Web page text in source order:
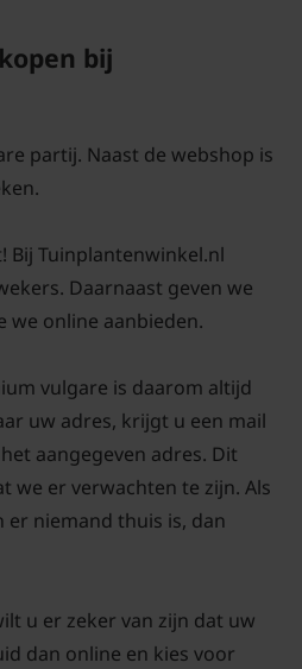
aan nectar en trekken
levert een belangrijke
Dankzij zijn
keuze voor wie een
Slangenkruid te
aantrekkelijk blijft voor
Hoewel Slangenkruid
noordoostelijk
de plant ook in Noord-
zich als vaste plant in
bij
partij. Naast de webshop is
Bij Tuinplantenwinkel.nl
Daarnaast geven we
we online aanbieden.
vulgare is daarom altijd
uw adres, krijgt u een mail
aangegeven adres. Dit
er verwachten te zijn. Als
niemand thuis is, dan
u er zeker van zijn dat uw
dan online en kies voor